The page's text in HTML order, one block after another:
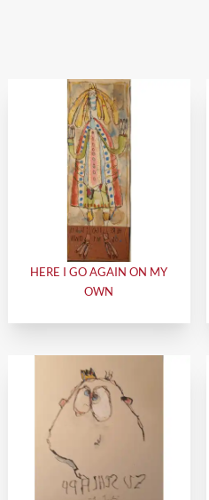
HERE I GO AGAIN ON MY
OWN